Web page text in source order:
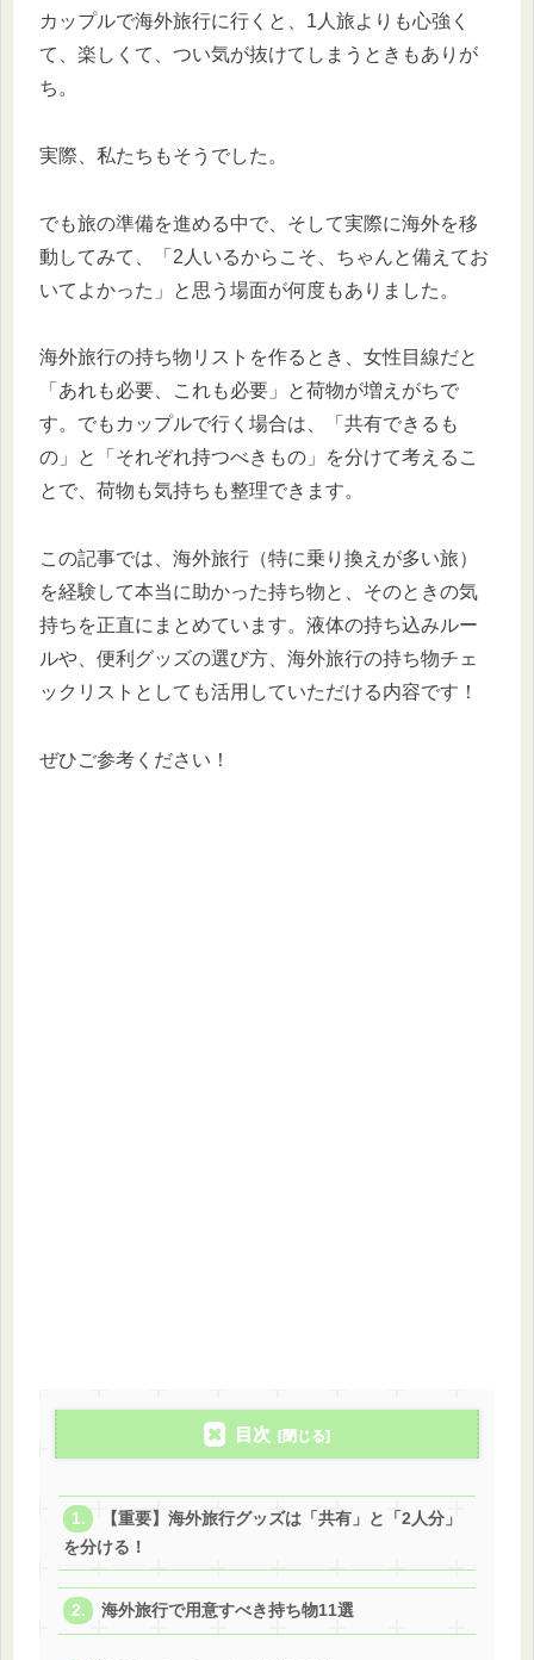
カップルで海外旅行に行くと、1人旅よりも心強く
て、楽しくて、つい気が抜けてしまうときもありが
ち。
実際、私たちもそうでした。
でも旅の準備を進める中で、そして実際に海外を移
動してみて、「2人いるからこそ、ちゃんと備えてお
いてよかった」と思う場面が何度もありました。
海外旅行の持ち物リストを作るとき、女性目線だと
「あれも必要、これも必要」と荷物が増えがちで
す。でもカップルで行く場合は、「共有できるも
の」と「それぞれ持つべきもの」を分けて考えるこ
とで、荷物も気持ちも整理できます。
この記事では、海外旅行（特に乗り換えが多い旅）
を経験して本当に助かった持ち物と、そのときの気
持ちを正直にまとめています。液体の持ち込みルー
ルや、便利グッズの選び方、海外旅行の持ち物チェ
ックリストとしても活用していただける内容です！
ぜひご参考ください！
目次
【重要】海外旅行グッズは「共有」と「2人分」
を分ける！
海外旅行で用意すべき持ち物11選